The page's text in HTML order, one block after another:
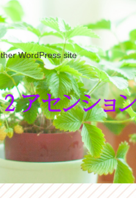
WordPress site